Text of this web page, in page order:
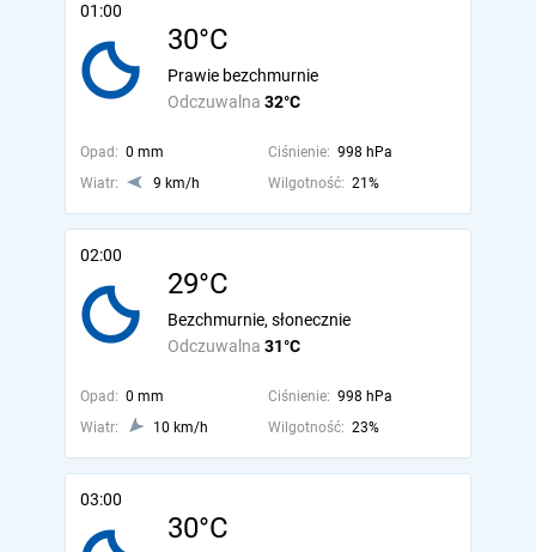
01:00
30°C
Odczuwalna 32°C
Prawie bezchmurnie
Opad: 0 mm Ciśnienie: 998 hPa
Wiatr:
9 km/h Wilgotność: 21%
02:00
29°C
Odczuwalna 31°C
Bezchmurnie, słonecznie
Opad: 0 mm Ciśnienie: 998 hPa
Wiatr:
10 km/h Wilgotność: 23%
03:00
30°C